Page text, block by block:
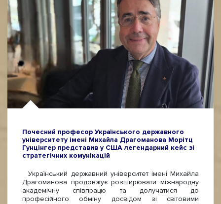
Почесний професор Українського державного
університету імені Михайла Драгоманова Морітц
Гунцінгер представив у США легендарний кейс зі
стратегічних комунікацій
Український державний університет імені Михайла
Драгоманова продовжує розширювати міжнародну
академічну співпрацю та долучатися до
професійного обміну досвідом зі світовими